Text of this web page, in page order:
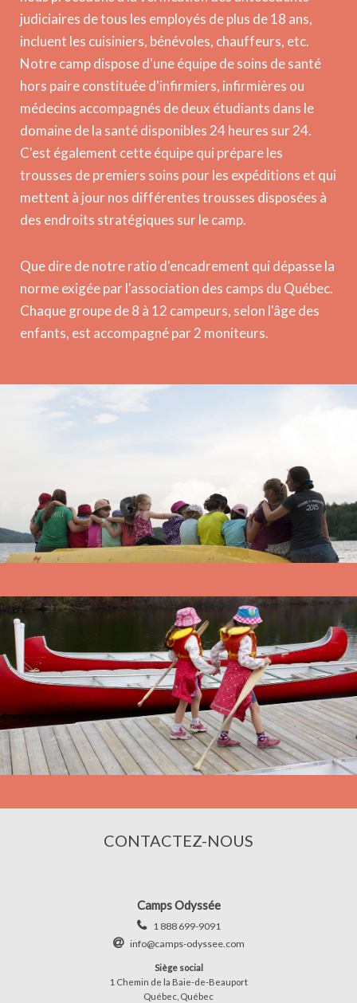
judiciaires de tous les employés de plus de 18 ans,
incluent les cuisiniers, bénévoles, chauffeurs, etc.
Notre camp dispose d'une équipe de soins de santé
hors paire constituée d'infirmiers, infirmières ou
médecins accompagnés de deux étudiants dans le
domaine de la santé disponibles 24 heures sur 24.
C'est également cette équipe qui prépare les
trousses de premiers soins pour les expéditions et qui
mettent à jour nos différentes trousses disposées à
des endroits stratégiques sur le camp.
Que dire de notre ratio d'encadrement qui dépasse la
norme exigée par l'association des camps du Québec.
Chaque groupe de 8 à 12 campeurs, selon l'âge des
enfants, est accompagné par 2 moniteurs.
CONTACTEZ-NOUS
Camps Odyssée
1 888 699-9091
info@camps-odyssee.com
Siège social
1 Chemin de la Baie-de-Beauport
Québec, Québec